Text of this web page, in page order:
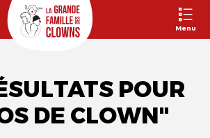
Menu
POUR
DE CLOWN"